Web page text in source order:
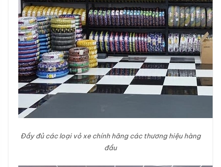
Đầy đủ các loại vỏ xe chính hãng các thương hiệu hàng
đầu